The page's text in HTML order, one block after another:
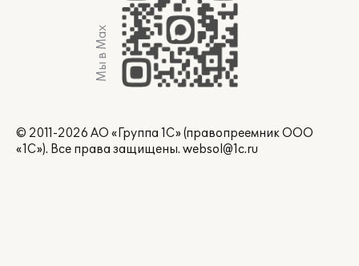
Мы в Max
© 2011-2026 АО «Группа 1С» (правопреемник ООО
«1С»). Все права защищены. websol@1c.ru